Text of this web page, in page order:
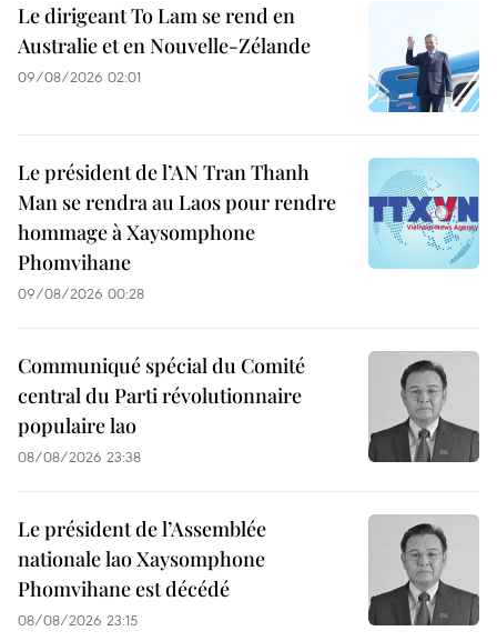
Le dirigeant To Lam se rend en
Australie et en Nouvelle-Zélande
09/08/2026 02:01
Le président de l’AN Tran Thanh
Man se rendra au Laos pour rendre
hommage à Xaysomphone
Phomvihane
09/08/2026 00:28
Communiqué spécial du Comité
central du Parti révolutionnaire
populaire lao
08/08/2026 23:38
Le président de l’Assemblée
nationale lao Xaysomphone
Phomvihane est décédé
08/08/2026 23:15